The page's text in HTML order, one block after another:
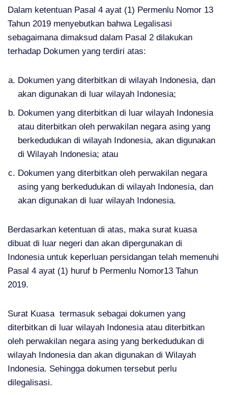
Dalam ketentuan Pasal 4 ayat (1) Permenlu Nomor 13
Tahun 2019 menyebutkan bahwa Legalisasi
sebagaimana dimaksud dalam Pasal 2 dilakukan
terhadap Dokumen yang terdiri atas:
Dokumen yang diterbitkan di wilayah Indonesia, dan
akan digunakan di luar wilayah Indonesia;
Dokumen yang diterbitkan di luar wilayah Indonesia
atau diterbitkan oleh perwakilan negara asing yang
berkedudukan di wilayah Indonesia, akan digunakan
di Wilayah Indonesia; atau
Dokumen yang diterbitkan oleh perwakilan negara
asing yang berkedudukan di wilayah Indonesia, dan
akan digunakan di luar wilayah Indonesia.
Berdasarkan ketentuan di atas, maka surat kuasa
dibuat di luar negeri dan akan dipergunakan di
Indonesia untuk keperluan persidangan telah memenuhi
Pasal 4 ayat (1) huruf b Permenlu Nomor13 Tahun
2019.
Surat Kuasa termasuk sebagai dokumen yang
diterbitkan di luar wilayah Indonesia atau diterbitkan
oleh perwakilan negara asing yang berkedudukan di
wilayah Indonesia dan akan digunakan di Wilayah
Indonesia. Sehingga dokumen tersebut perlu
dilegalisasi.